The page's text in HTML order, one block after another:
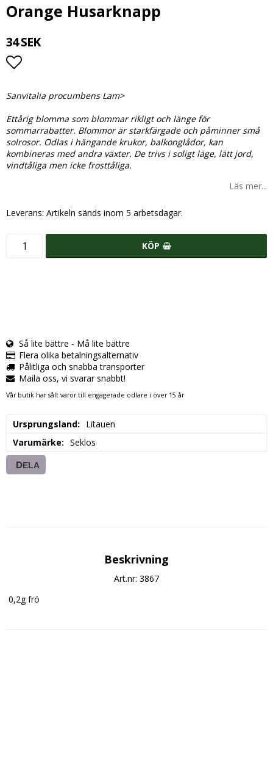
Orange Husarknapp
34 SEK
Sanvitalia procumbens Lam>
Ettårig blomma som blommar rikligt och länge för
sommarrabatter. Blommor är starkfärgade och påminner små
solrosor. Odlas i hängande krukor, balkonglådor, kan
kombineras med andra växter. De trivs i soligt läge, lätt jord,
vindtåliga men icke frosttåliga.
Läs mer...
Leverans: Artikeln sänds inom 5 arbetsdagar.
KÖP
Så lite bättre - Må lite bättre
Flera olika betalningsalternativ
Pålitliga och snabba transporter
Maila oss, vi svarar snabbt!
Vår butik har sålt varor till engagerade odlare i över 15 år
Ursprungsland
Litauen
Varumärke
Seklos
DELA
Beskrivning
Art.nr: 3867
0,2g frö